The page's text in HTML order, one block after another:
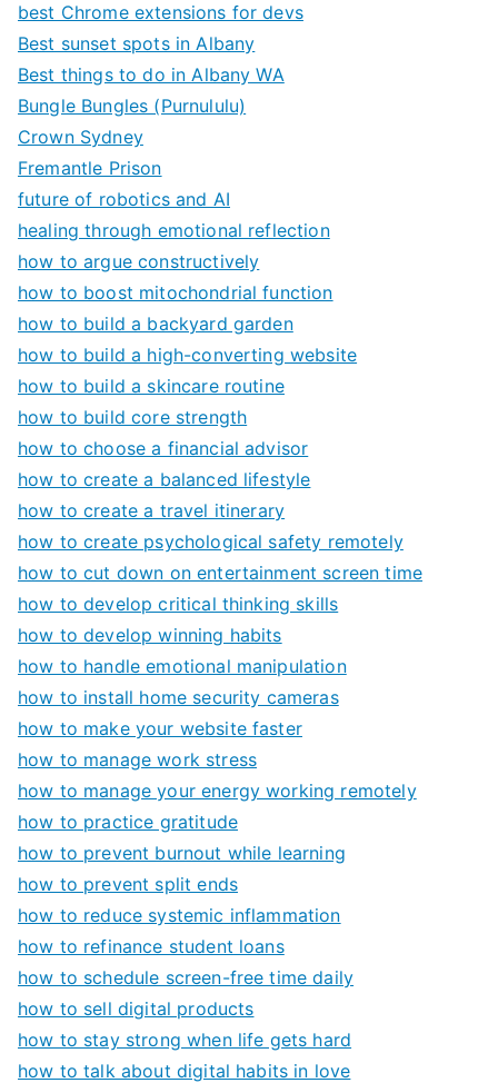
best Chrome extensions for devs
Best sunset spots in Albany
Best things to do in Albany WA
Bungle Bungles (Purnululu)
Crown Sydney
Fremantle Prison
future of robotics and AI
healing through emotional reflection
how to argue constructively
how to boost mitochondrial function
how to build a backyard garden
how to build a high-converting website
how to build a skincare routine
how to build core strength
how to choose a financial advisor
how to create a balanced lifestyle
how to create a travel itinerary
how to create psychological safety remotely
how to cut down on entertainment screen time
how to develop critical thinking skills
how to develop winning habits
how to handle emotional manipulation
how to install home security cameras
how to make your website faster
how to manage work stress
how to manage your energy working remotely
how to practice gratitude
how to prevent burnout while learning
how to prevent split ends
how to reduce systemic inflammation
how to refinance student loans
how to schedule screen-free time daily
how to sell digital products
how to stay strong when life gets hard
how to talk about digital habits in love